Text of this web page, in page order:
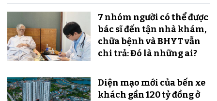
7 nhóm người có thể được
bác sĩ đến tận nhà khám,
chữa bệnh và BHYT vẫn
chi trả: Đó là những ai?
Diện mạo mới của bến xe
khách gần 120 tỷ đồng ở